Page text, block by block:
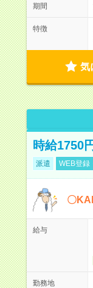
期間
特徴
気
時給1750
派遣 WEB登録
〇
給与
勤務地